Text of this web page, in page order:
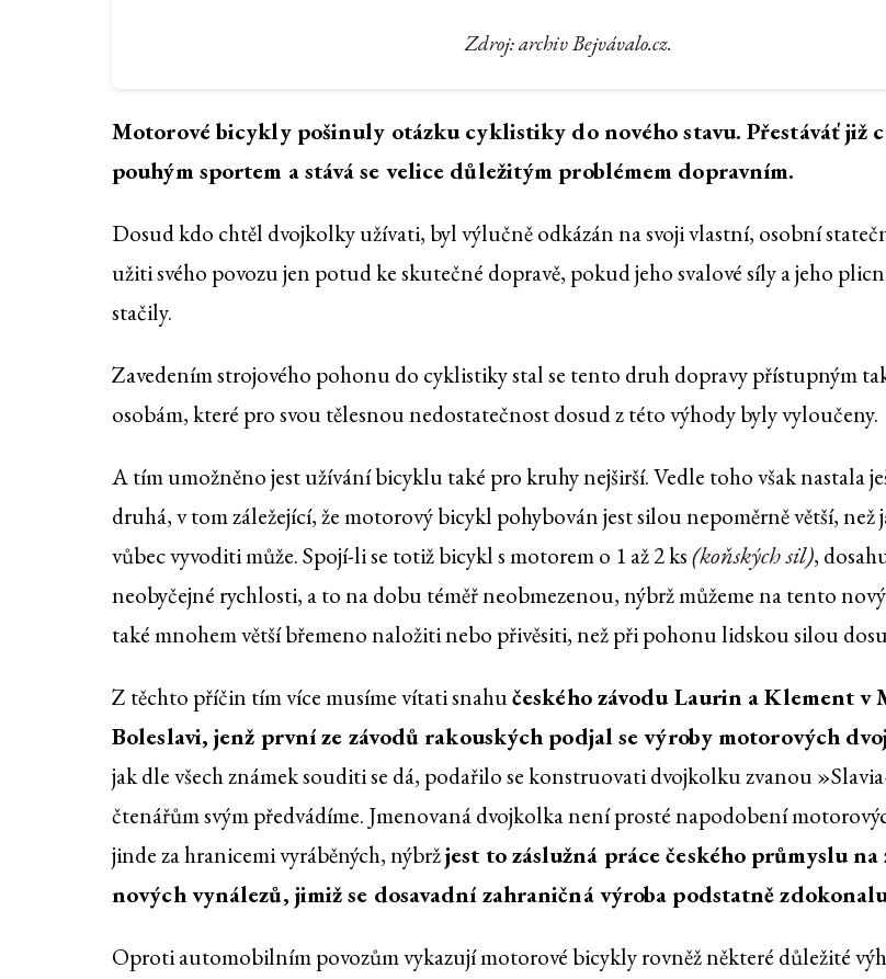
Zdroj: archiv Bejvávalo.cz.
Motorové bicykly pošinuly otázku cyklistiky do nového stavu. Přestáváť již
pouhým sportem a stává se velice důležitým problémem dopravním.
Dosud kdo chtěl dvojkolky užívati, byl výlučně odkázán na svoji vlastní, osobní
užiti svého povozu jen potud ke skutečné dopravě, pokud jeho svalové síly a jeho
stačily.
Zavedením strojového pohonu do cyklistiky stal se tento druh dopravy přístupným
osobám, které pro svou tělesnou nedostatečnost dosud z této výhody byly vyloučeny.
A tím umožněno jest užívání bicyklu také pro kruhy nejširší. Vedle toho však nastala
druhá, v tom záležející, že motorový bicykl pohybován jest silou nepoměrně větší, než
vůbec vyvoditi může. Spojí-li se totiž bicykl s motorem o 1 až 2 ks(koňských sil),
neobyčejné rychlosti, a to na dobu téměř neobmezenou, nýbrž můžeme na tento
také mnohem větší břemeno naložiti nebo přivěsiti, než při pohonu lidskou silou
Z těchto příčin tím více musíme vítati snahučeského závodu Laurin a Klement v
Boleslavi, jenž první ze závodů rakouských podjal se výroby motorových
jak dle všech známek souditi se dá, podařilo se konstruovati dvojkolku zvanou
čtenářům svým předvádíme. Jmenovaná dvojkolka není prosté napodobení
jinde za hranicemi vyráběných, nýbržjest to záslužná práce českého průmyslu na
nových vynálezů, jimiž se dosavadní zahraničná výroba podstatně
Oproti automobilním povozům vykazují motorové bicykly rovněž některé důležité